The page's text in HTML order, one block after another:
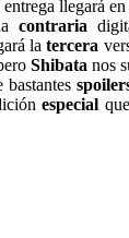
entrega llegará
contraria
latercera
Shibata nos
bastantes
especial